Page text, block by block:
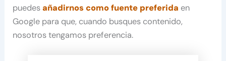
puedesañadirnos como fuente preferida en
Google para que, cuando busques contenido,
nosotros tengamos preferencia.